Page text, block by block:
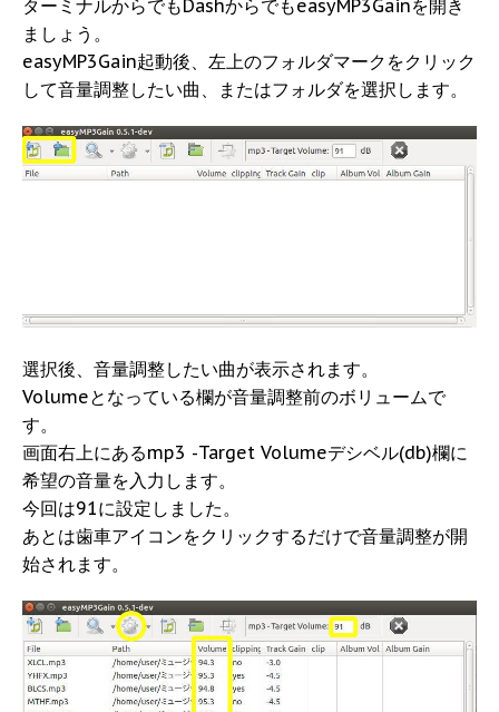
ターミナルからでもDashからでもeasyMP3Gainを開き
ましょう。
easyMP3Gain起動後、左上のフォルダマークをクリック
して音量調整したい曲、またはフォルダを選択します。
選択後、音量調整したい曲が表示されます。
Volumeとなっている欄が音量調整前のボリュームで
す。
画面右上にあるmp3 -Target Volumeデシベル(db)欄に
希望の音量を入力します。
今回は91に設定しました。
あとは歯車アイコンをクリックするだけで音量調整が開
始されます。